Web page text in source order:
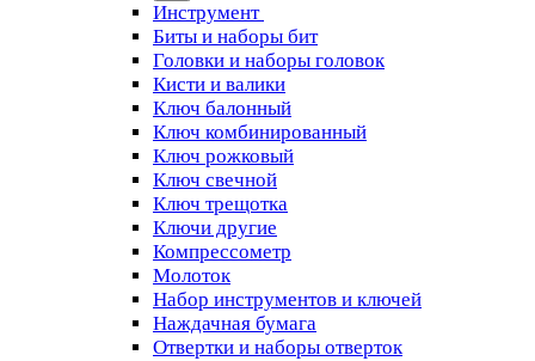
Инструмент
Биты и наборы бит
Головки и наборы головок
Кисти и валики
Ключ балонный
Ключ комбинированный
Ключ рожковый
Ключ свечной
Ключ трещотка
Ключи другие
Компрессометр
Молоток
Набор инструментов и ключей
Наждачная бумага
Отвертки и наборы отверток